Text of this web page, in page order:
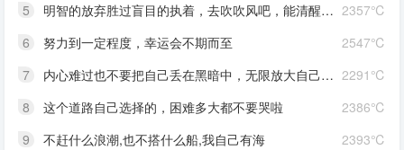
2357℃
5
明智的放弃胜过盲目的执着，去吹吹风吧，能清醒的话感冒也没关系。
2547℃
6
努力到一定程度，幸运会不期而至
2291℃
7
内心难过也不要把自己丢在黑暗中，无限放大自己的情绪。按时睡觉，好好吃饭，洗个热乎的澡，喝甜甜的奶茶。看看长河落日，花朵树木，驱逐丧气再努力奔跑，生活到处是发光的星星。
2386℃
8
这个道路自己选择的，困难多大都不要哭啦
2393℃
9
不赶什么浪潮,也不搭什么船,我自己有海